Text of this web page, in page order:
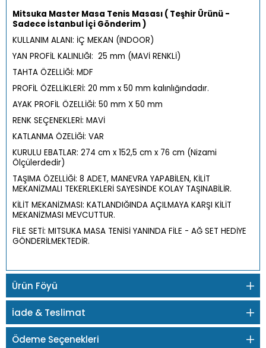
Mitsuka Master Masa Tenis Masası ( Teşhir Ürünü -
Sadece İstanbul İçi Gönderim )
KULLANIM ALANI: İÇ MEKAN (INDOOR)
YAN PROFİL KALINLIĞI: 25 mm (MAVİ RENKLİ)
TAHTA ÖZELLİĞİ: MDF
PROFİL ÖZELLİKLERİ: 20 mm x 50 mm kalınlığındadır.
AYAK PROFİL ÖZELLİĞİ: 50 mm X 50 mm
RENK SEÇENEKLERİ: MAVİ
KATLANMA ÖZELİĞİ: VAR
KURULU EBATLAR: 274 cm x 152,5 cm x 76 cm (Nizami
Ölçülerdedir)
TAŞIMA ÖZELLİĞİ: 8 ADET, MANEVRA YAPABİLEN, KİLİT
MEKANİZMALI TEKERLEKLERİ SAYESİNDE KOLAY TAŞINABİLİR.
KİLİT MEKANİZMASI: KATLANDIĞINDA AÇILMAYA KARŞI KİLİT
MEKANİZMASI MEVCUTTUR.
FİLE SETİ: MITSUKA MASA TENİSİ YANINDA FİLE - AĞ SET HEDİYE
GÖNDERİLMEKTEDİR.
Ürün Föyü
İade & Teslimat
Ödeme Seçenekleri